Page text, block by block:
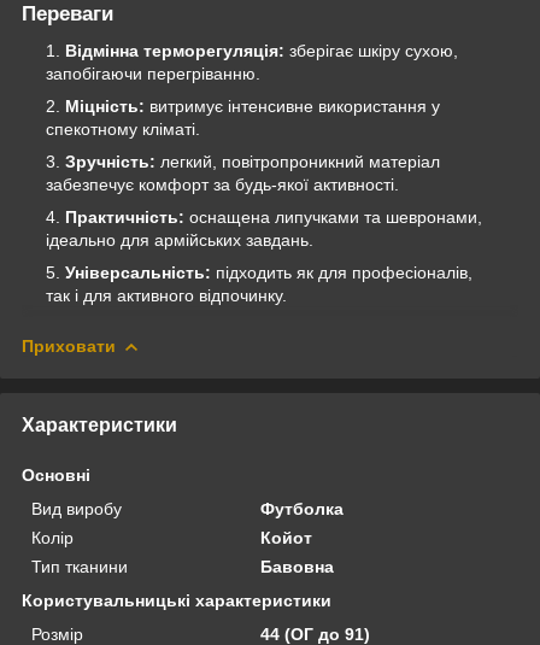
Переваги
Відмінна терморегуляція: зберігає шкіру сухою,
запобігаючи перегріванню.
Міцність: витримує інтенсивне використання у
спекотному кліматі.
Зручність: легкий, повітропроникний матеріал
забезпечує комфорт за будь-якої активності.
Практичність: оснащена липучками та шевронами,
ідеально для армійських завдань.
Універсальність: підходить як для професіоналів,
так і для активного відпочинку.
Приховати
Характеристики
Основні
Вид виробу
Футболка
Колір
Койот
Тип тканини
Бавовна
Користувальницькі характеристики
Розмір
44 (ОГ до 91)